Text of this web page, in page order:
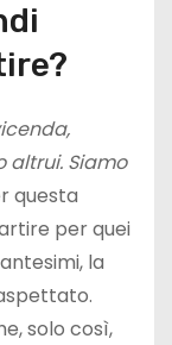
altrui. Siamo
questa
per quei
la
solo così,